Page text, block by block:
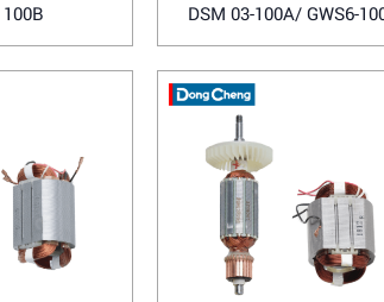
DSM 03-100A/ GWS6-
Bosch